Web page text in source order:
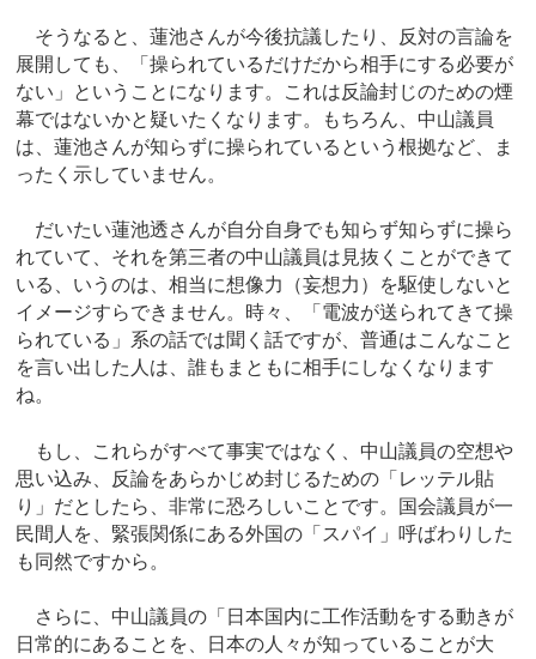
そうなると、蓮池さんが今後抗議したり、反対の言論を
展開しても、「操られているだけだから相手にする必要が
ない」ということになります。これは反論封じのための煙
幕ではないかと疑いたくなります。もちろん、中山議員
は、蓮池さんが知らずに操られているという根拠など、ま
ったく示していません。
だいたい蓮池透さんが自分自身でも知らず知らずに操ら
れていて、それを第三者の中山議員は見抜くことができて
いる、いうのは、相当に想像力（妄想力）を駆使しないと
イメージすらできません。時々、「電波が送られてきて操
られている」系の話では聞く話ですが、普通はこんなこと
を言い出した人は、誰もまともに相手にしなくなります
ね。
もし、これらがすべて事実ではなく、中山議員の空想や
思い込み、反論をあらかじめ封じるための「レッテル貼
り」だとしたら、非常に恐ろしいことです。国会議員が一
民間人を、緊張関係にある外国の「スパイ」呼ばわりした
も同然ですから。
さらに、中山議員の「日本国内に工作活動をする動きが
日常的にあることを、日本の人々が知っていることが大